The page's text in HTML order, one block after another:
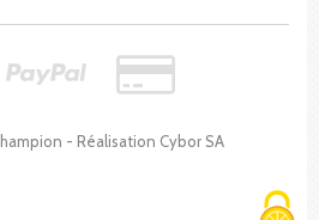
- Réalisation Cybor SA